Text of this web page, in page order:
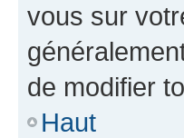
vous sur
de modifier
Haut